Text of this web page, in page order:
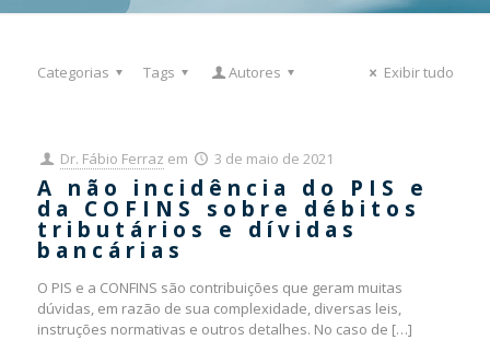
Categorias Tags Autores Exibir tudo
Dr. Fábio Ferraz em 3 de maio de 2021
A não incidência do PIS e
da COFINS sobre débitos
tributários e dívidas
bancárias
O PIS e a CONFINS são contribuições que geram muitas
dúvidas, em razão de sua complexidade, diversas leis,
instruções normativas e outros detalhes. No caso de […]